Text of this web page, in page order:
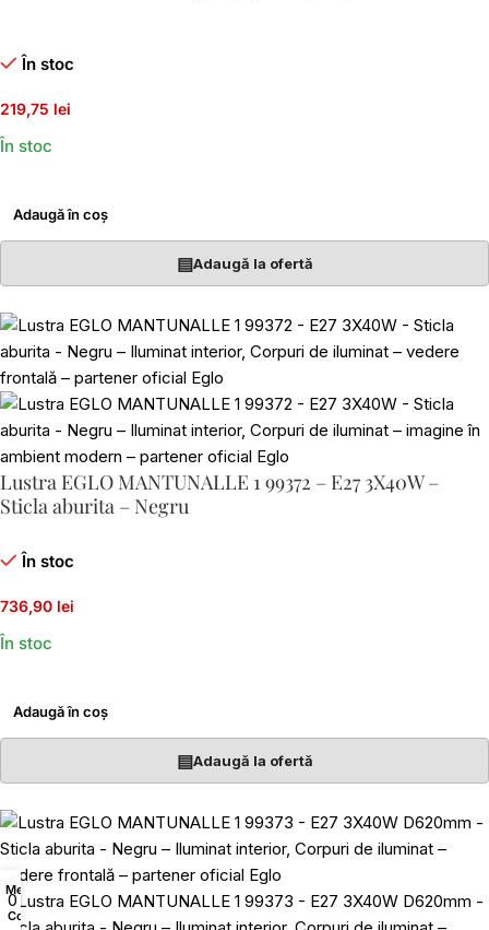
În stoc
219,75 lei
În stoc
Adaugă în coș
▤Adaugă la ofertă
Lustra EGLO MANTUNALLE 1 99372 – E27 3X40W –
Sticla aburita – Negru
În stoc
736,90 lei
În stoc
Adaugă în coș
▤Adaugă la ofertă
Menu
0
Coș